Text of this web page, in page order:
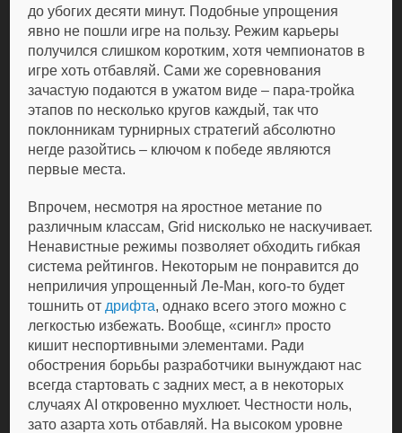
до убогих десяти минут. Подобные упрощения
явно не пошли игре на пользу. Режим карьеры
получился слишком коротким, хотя чемпионатов в
игре хоть отбавляй. Сами же соревнования
зачастую подаются в ужатом виде – пара-тройка
этапов по несколько кругов каждый, так что
поклонникам турнирных стратегий абсолютно
негде разойтись – ключом к победе являются
первые места.
Впрочем, несмотря на яростное метание по
различным классам, Grid нисколько не наскучивает.
Ненавистные режимы позволяет обходить гибкая
система рейтингов. Некоторым не понравится до
неприличия упрощенный Ле-Ман, кого-то будет
тошнить от дрифта, однако всего этого можно с
легкостью избежать. Вообще, «сингл» просто
кишит неспортивными элементами. Ради
обострения борьбы разработчики вынуждают нас
всегда стартовать с задних мест, а в некоторых
случаях AI откровенно мухлюет. Честности ноль,
зато азарта хоть отбавляй. На высоком уровне